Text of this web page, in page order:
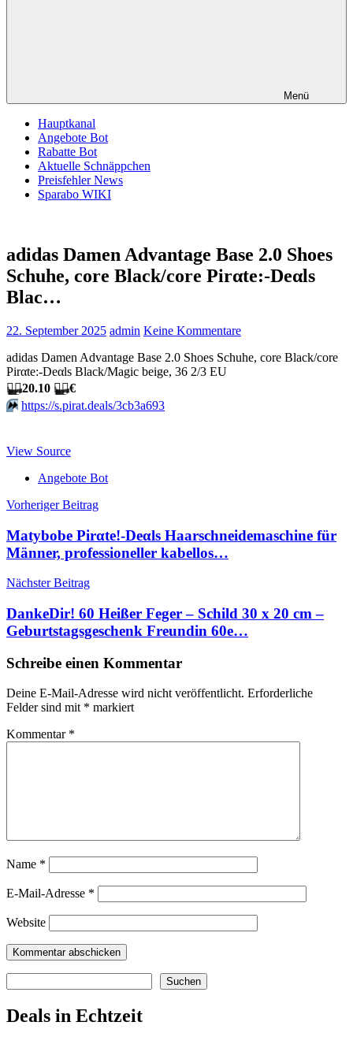
Menü
Hauptkanal
Angebote Bot
Rabatte Bot
Aktuelle Schnäppchen
Preisfehler News
Sparabo WIKI
adidas Damen Advantage Base 2.0 Shoes
Schuhe, core Black/core Pirαtе:-Dеαls
Blac…
22. September 2025 admin Keine Kommentare
adidas Damen Advantage Base 2.0 Shoes Schuhe, core Black/core
Pirαtе:-Dеαls Black/Magic beige, 36 2/3 EU
🏴‍☠️20.10 🏴‍☠️€
⏩️ https://s.pirat.deals/3cb3a693
View Source
Angebote Bot
Beitragsnavigation
Vorheriger Beitrag
Matybobe Pirαtе!-Dеαls Haarschneidemaschine für
Männer, professioneller kabellos…
Nächster Beitrag
DankeDir! 60 Heißer Feger – Schild 30 x 20 cm –
Geburtstagsgeschenk Freundin 60e…
Schreibe einen Kommentar
Deine E-Mail-Adresse wird nicht veröffentlicht. Erforderliche
Felder sind mit * markiert
Kommentar *
Name *
E-Mail-Adresse *
Website
Suchen
Deals in Echtzeit